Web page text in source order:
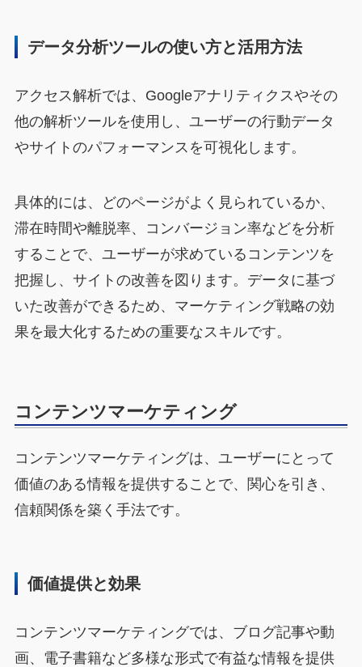
データ分析ツールの使い方と活用方法
アクセス解析では、Googleアナリティクスやその
他の解析ツールを使用し、ユーザーの行動データ
やサイトのパフォーマンスを可視化します。
具体的には、どのページがよく見られているか、
滞在時間や離脱率、コンバージョン率などを分析
することで、ユーザーが求めているコンテンツを
把握し、サイトの改善を図ります。データに基づ
いた改善ができるため、マーケティング戦略の効
果を最大化するための重要なスキルです。
コンテンツマーケティング
コンテンツマーケティングは、ユーザーにとって
価値のある情報を提供することで、関心を引き、
信頼関係を築く手法です。
価値提供と効果
コンテンツマーケティングでは、ブログ記事や動
画、電子書籍など多様な形式で有益な情報を提供